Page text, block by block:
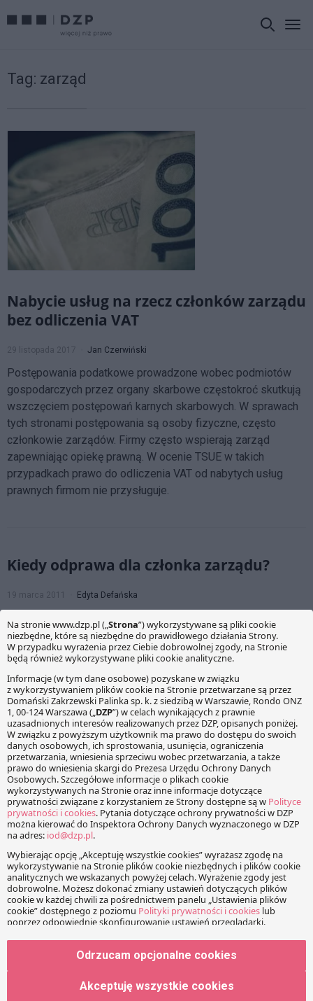
Tag: zarząd
Nabycie usług na rzecz członków zarządu
bez odliczenia VAT
29 listopada 2017 Jan Czerwiński
Postępowania podatkowe prowadzone wobec podmiotów
gospodarczych przez organy skarbowe częstokroć skutkują
wszczęciem postępowań karnych skarbowych. W sprawach
tych stronami postępowania są osoby fizyczne, często
członkowie zarządów. Firmy często wspierają zarząd
zapewniając opiekę prawną. W ocenie TSUE w takich
przypadkach prawo do odliczenia VAT od nabytych usług
prawnych firmom nie przysługuje.
Kiedy odprawa dla członka zarządu?
19 marca 2011 Edyta Defańska
O NAS
Witamy na multiblogu prowadzonym przez ekspertów z
kancelarii DZP. Publikujemy na:
Life Sciences Law Blog– prawo farmaceutyczne, prawo
wyrobów medycznych i prawo żywnościowe. Blog
prowadzony przez Praktykę Life Sciences, którą kieruje
Mateusz Mądry
IP Law Blog– prawo na dobrach niematerialnych, prawa
własności przemysłowej, prawa nowych technologii. Blog
Praktyki IP&TMT, którą zarządza dr Aleksandra Auleytner
Labour Law Blog– prawo pracy w komentarzach i opiniach.
Blog prowadzony przez Praktykę Prawa Pracy i
Ubezpieczeń Społecznych, którą kierują Bogusław Kapłon i
Agata Mierzwa
Odrzucam opcjonalne cookies
Akceptuję wszystkie cookies